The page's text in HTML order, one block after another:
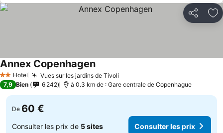
Partager
2 Étoiles
Hotel Vues sur les jardins de Tivoli
Annex Copenhagen
7,9 Bien 6 242 à 0.3 km de : Gare centrale de Copenhague
De 60 €
Consulter les prix de 5 sites Consulter les prix